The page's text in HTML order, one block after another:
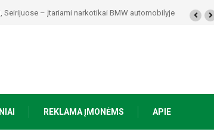
tėviškėje skambės eilės, dainos ir arbatos puodelių šiluma
REKLAMA ĮMONĖMS APIE